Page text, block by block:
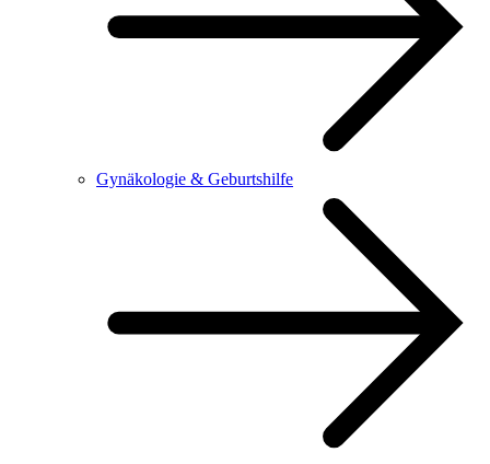
Gynäkologie & Geburtshilfe